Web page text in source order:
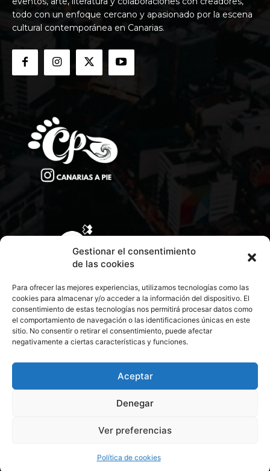
Gestionar el consentimiento
de las cookies
Para ofrecer las mejores experiencias, utilizamos tecnologías como las
cookies para almacenar y/o acceder a la información del dispositivo. El
consentimiento de estas tecnologías nos permitirá procesar datos como
el comportamiento de navegación o las identificaciones únicas en este
sitio. No consentir o retirar el consentimiento, puede afectar
negativamente a ciertas características y funciones.
Aceptar
Denegar
Ver preferencias
Política de cookies
todo con un enfoque cercano y apasionado por la escena
cultural contemporánea en Canarias.
CONTACTA CON NOSOTROS
© 2026 Todos los derechos reservados. Culturamanía